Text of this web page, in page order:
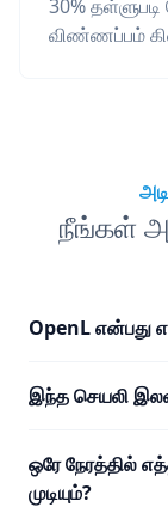
30% தள்ளுபடி
விண்ணப்பம்
நீங்கள்
OpenL என்பது
இந்த செயலி
ஒரே நேரத்தில்
முடியும்?